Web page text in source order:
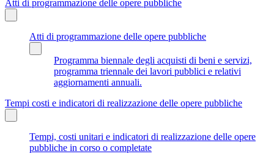
Atti di programmazione delle opere pubbliche
Atti di programmazione delle opere pubbliche
Programma biennale degli acquisti di beni e servizi,
programma triennale dei lavori pubblici e relativi
aggiornamenti annuali.
Tempi costi e indicatori di realizzazione delle opere pubbliche
Tempi, costi unitari e indicatori di realizzazione delle opere
pubbliche in corso o completate